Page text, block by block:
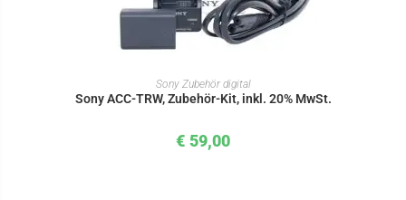
IN DEN WARENKORB
Sony Zubehör digital
Sony ACC-TRW, Zubehör-Kit, inkl. 20% MwSt.
€ 59,00